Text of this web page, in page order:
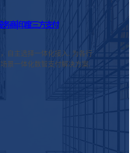
商|印度三方支付
自主选择一体化接入. 为各行
景一体化数智支付解决方案.